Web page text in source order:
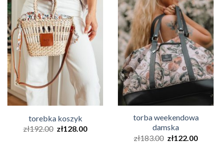
torebka koszyk
zł192.00 zł128.00
torba weekendowa
damska
zł183.00 zł122.00